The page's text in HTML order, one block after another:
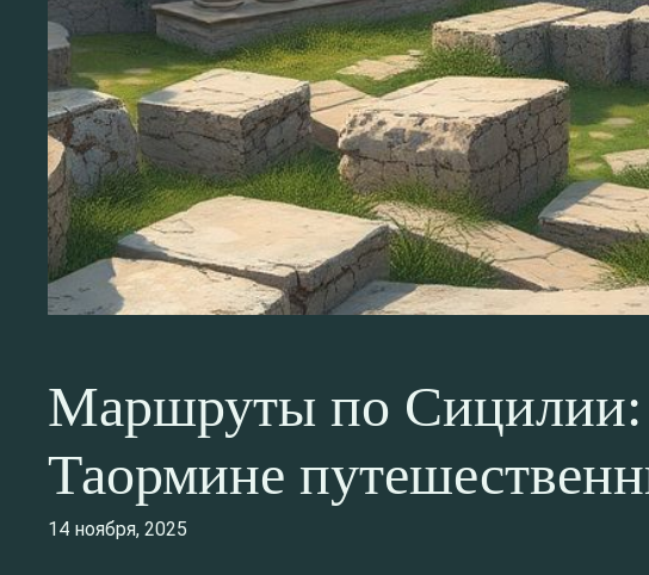
Маршруты по Сицилии:
Таормине
14 ноября, 2025